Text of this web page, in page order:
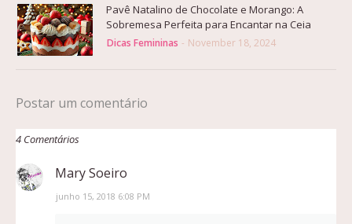
Pavê Natalino de Chocolate e Morango: A
Sobremesa Perfeita para Encantar na Ceia
Dicas Femininas - November 18, 2024
Postar um comentário
4 Comentários
Mary Soeiro
junho 15, 2018 6:08 PM